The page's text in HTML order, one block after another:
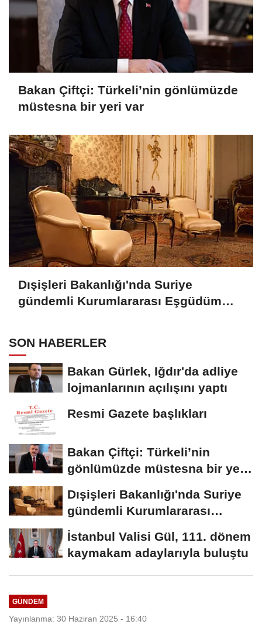
Bakan Çiftçi: Türkeli’nin gönlümüzde
müstesna bir yeri var
Dışişleri Bakanlığı'nda Suriye
gündemli Kurumlararası Eşgüdüm
SON HABERLER
Bakan Gürlek, Iğdır'da adliye
lojmanlarının açılışını yaptı
Resmi Gazete başlıkları
Bakan Çiftçi: Türkeli’nin
gönlümüzde müstesna bir yeri
Dışişleri Bakanlığı'nda Suriye
gündemli Kurumlararası
Eşgüdüm...
İstanbul Valisi Gül, 111. dönem
kaymakam adaylarıyla buluştu
GÜNDEM
Yayınlanma: 30 Haziran 2025 - 16:40